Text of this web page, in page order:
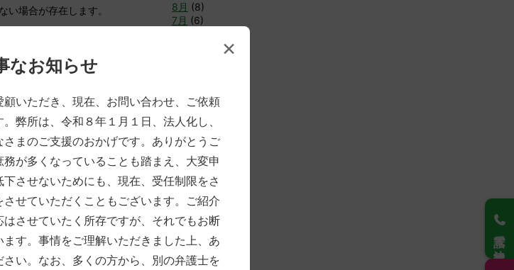
電話で法律相談
い場合が存在します。
の
として支払っていた金額が
されることも。
性があります。
8月 (8)
7月 (6)
1月
(1)
► 2017年 (83)
12月 (4)
11月 (7)
10月 (12)
9月 (4)
8月
(4)
7月
(4)
6月 (2)
5月
(7)
4月
(3)
3月 (8)
×
なお知らせ
いただき、現在、お問い合わせ、ご依頼
弊所は、令和８年１月１日、法人化し、
まのご支援のおかげです。ありがとうご
が多くなっていることも踏まえ、大変申
させないためにも、現在、受任制限をさ
せていただくこともございます。ご紹介
させていたく所存ですが、それでもお断
す。事情をご理解いただきました上、あ
い。なお、多くの方から、別の弁護士を